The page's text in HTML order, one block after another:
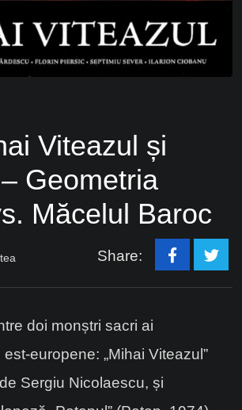
Viteazul și
Geometria
Măcelul Baroc
Share:
doi monștri sacri ai
europene: „Mihai Viteazul”
Sergiu Nicolaescu, și